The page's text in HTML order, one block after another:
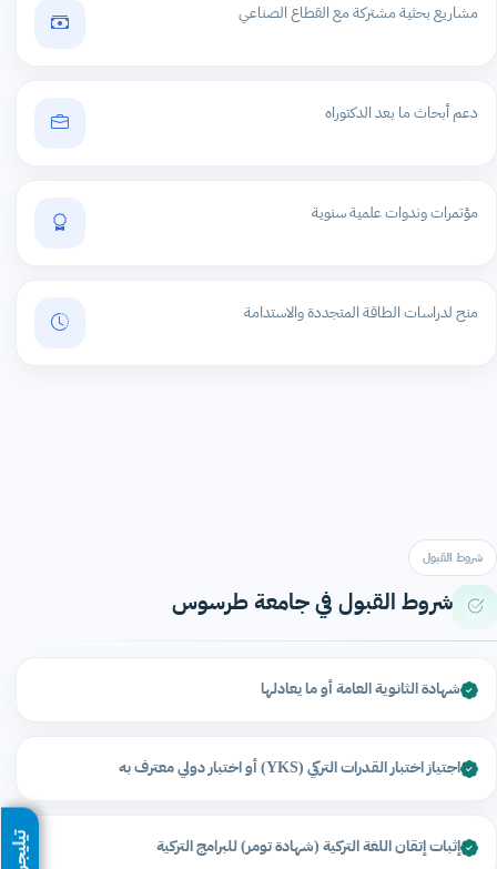
مشاريع بحثية مشتركة مع القطاع الصناعي
دعم أبحاث ما بعد الدكتوراه
مؤتمرات وندوات علمية سنوية
منح لدراسات الطاقة المتجددة والاستدامة
شروط القبول
شروط القبول في جامعة طرسوس
شهادة الثانوية العامة أو ما يعادلها
اجتياز اختبار القدرات التركي (YKS) أو اختبار دولي معترف به
إثبات إتقان اللغة التركية (شهادة تومر) للبرامج التركية